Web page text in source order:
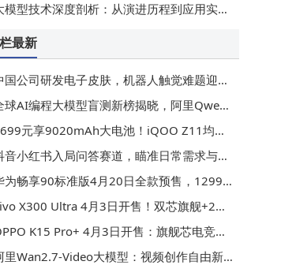
模型技术深度剖析：从演进历程到应用实践的全面指南
最新
公司研发电子皮肤，机器人触觉难题迎突破，成本降至传统方案1/5
AI编程大模型盲测新榜揭晓，阿里Qwen3.6-Plus跻身全球第二中国第一
元享9020mAh大电池！iQOO Z11均衡配置，性价比中端机新选择
小红书入局问答赛道，瞄准日常需求与知乎争夺“普通人”决策市场
畅享90标准版4月20日全款预售，1299元起续航与耐摔性再升级
X300 Ultra 4月3日开售！双芯旗舰+2亿像素三摄+6600mAh，影像性能双突破
K15 Pro+ 4月3日开售：旗舰芯电竞风，大电池快充助力游戏新体验
Wan2.7-Video大模型：视频创作自由新境界，一键改剧情换角色